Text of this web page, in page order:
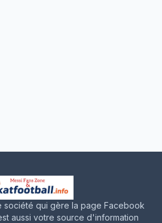
société qui gère la page Facebook
aussi votre source d'information